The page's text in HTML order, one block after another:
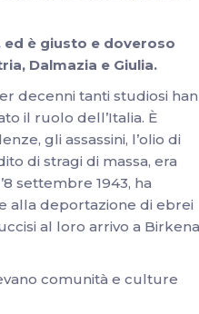
è giusto e doveroso
Dalmazia e Giulia.
decenni tanti studiosi
il ruolo dell’Italia. È
gli assassini, l’olio di
di stragi di massa, era
settembre 1943, ha
alla deportazione di ebrei
al loro arrivo a
comunità e culture